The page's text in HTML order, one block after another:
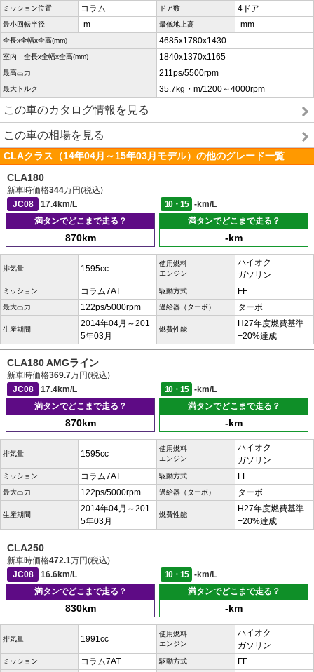
ミッション位置 コラム ドア数 4ドア
最小回転半径 -m 最低地上高 -mm
全長x全幅x全高(mm) 4685x1780x1430
室内 全長x全幅x全高(mm) 1840x1370x1165
最高出力 211ps/5500rpm
最大トルク 35.7kg・m/1200～4000rpm
この車のカタログ情報を見る
この車の相場を見る
CLAクラス（14年04月～15年03月モデル）の他のグレード一覧
CLA180
新車時価格344万円(税込)
JC08
17.4km/L 10・15
-km/L
満タンでどこまで走る？
870km
満タンでどこまで走る？
-km
排気量 1595cc
使用燃料
エンジン
ハイオク
ガソリン
ミッション コラム7AT 駆動方式 FF
最大出力 122ps/5000rpm 過給器（ターボ） ターボ
生産期間
2014年04月～201
5年03月
燃費性能
H27年度燃費基準
+20%達成
CLA180 AMGライン
新車時価格369.7万円(税込)
JC08
17.4km/L 10・15
-km/L
満タンでどこまで走る？
870km
満タンでどこまで走る？
-km
排気量 1595cc
使用燃料
エンジン
ハイオク
ガソリン
ミッション コラム7AT 駆動方式 FF
最大出力 122ps/5000rpm 過給器（ターボ） ターボ
生産期間
2014年04月～201
5年03月
燃費性能
H27年度燃費基準
+20%達成
CLA250
新車時価格472.1万円(税込)
JC08
16.6km/L 10・15
-km/L
満タンでどこまで走る？
830km
満タンでどこまで走る？
-km
排気量 1991cc
使用燃料
エンジン
ハイオク
ガソリン
ミッション コラム7AT 駆動方式 FF